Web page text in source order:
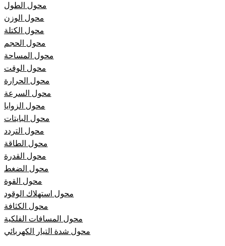
محول الطول
محول الوزن
محول الكتلة
محول الحجم
محول المساحة
محول الوقت
محول الحرارة
محول السرعة
محول الزوايا
محول البايتات
محول التردد
محول الطاقة
محول القدرة
محول الضغط
محول القوة
محول استهلاك الوقود
محول الكثافة
محول المسافات الفلكية
محول شدة التيار الكهربائي